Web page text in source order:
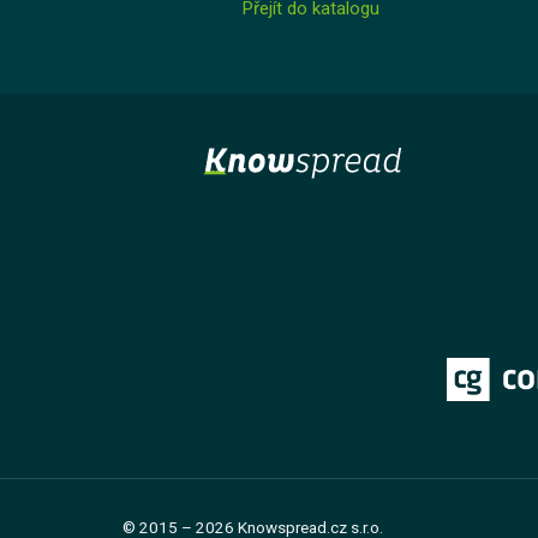
Přejít do katalogu
© 2015 – 2026 Knowspread.cz s.r.o.